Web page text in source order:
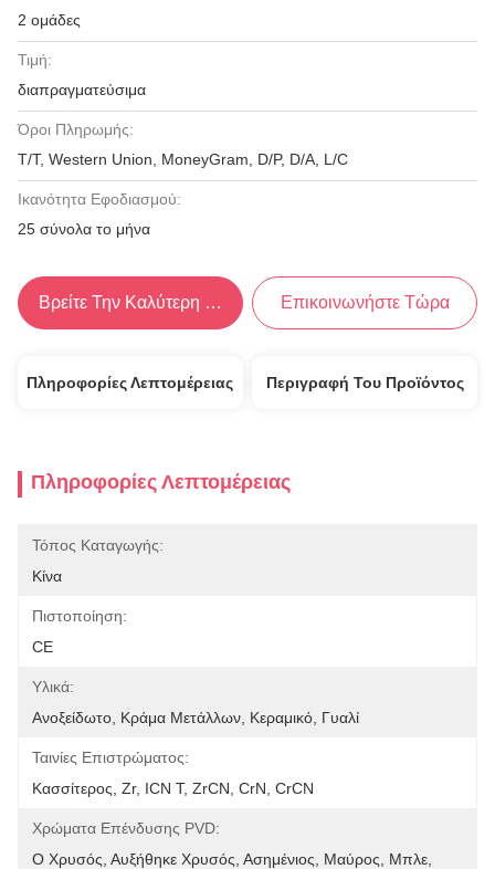
2 ομάδες
Τιμή:
διαπραγματεύσιμα
Όροι Πληρωμής:
T/T, Western Union, MoneyGram, D/P, D/A, L/C
Ικανότητα Εφοδιασμού:
25 σύνολα το μήνα
Βρείτε Την Καλύτερη Τιμή Επικοινωνήστε Τώρα
Πληροφορίες Λεπτομέρειας Περιγραφή Του Προϊόντος
Πληροφορίες Λεπτομέρειας
Τόπος Καταγωγής:
Κίνα
Πιστοποίηση:
CE
Υλικά:
Ανοξείδωτο, Κράμα Μετάλλων, Κεραμικό, Γυαλί
Ταινίες Επιστρώματος:
Κασσίτερος, Zr, ICN Τ, ZrCN, CrN, CrCN
Χρώματα Επένδυσης PVD:
Ο Χρυσός, Αυξήθηκε Χρυσός, Ασημένιος, Μαύρος, Μπλε,